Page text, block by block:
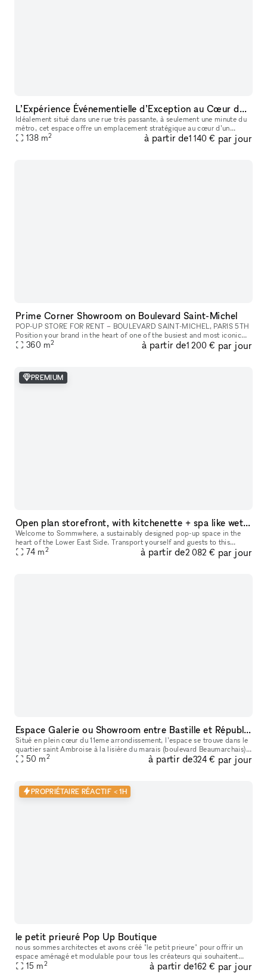
L’Expérience Événementielle d’Exception au Cœur de Bastille
Idéalement situé dans une rue très passante, à seulement une minute du
métro, cet espace offre un emplacement stratégique au cœur d’un
quartier dynamique et recherché. La boutique de 90 m² bénéficie
138 m2 à partir de1 140 € par jour
Prime Corner Showroom on Boulevard Saint-Michel
POP-UP STORE FOR RENT – BOULEVARD SAINT-MICHEL, PARIS 5TH
Position your brand in the heart of one of the busiest and most iconic
locations on Paris’s Left Bank. This retail space enjoys a prime loc
360 m2 à partir de1 200 € par jour
PREMIUM
Open plan storefront, with kitchenette + spa like wetroom. A unique NY showroom.
Welcome to Sommwhere, a sustainably designed pop-up space in the
heart of the Lower East Side. Transport yourself and guests to this
stylish, minimalist space conveniently located on Ludlow between H
74 m2 à partir de2 082 € par jour
Espace Galerie ou Showroom entre Bastille et République
Situé en plein cœur du 11eme arrondissement, l’espace se trouve dans le
quartier saint Ambroise à la lisière du marais (boulevard Beaumarchais)
et du quartier Rue saint Maur (espace des lumières et s
50 m2 à partir de324 € par jour
PROPRIÉTAIRE RÉACTIF < 1H
le petit prieuré Pop Up Boutique
nous sommes architectes et avons créé "le petit prieure" pour offrir un
espace aménagé et modulable pour tous les créateurs qui souhaitent
présenter leur travaux ( designers, artistes, céramistes, ph
15 m2 à partir de162 € par jour